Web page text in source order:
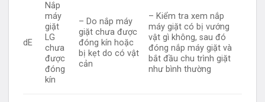
dE
Nắp
máy
giặt
LG
chưa
được
đóng
kín
– Do nắp máy
giặt chưa được
đóng kín hoặc
bị kẹt do có vật
cản
– Kiểm tra xem nắp
máy giặt có bị vướng
vật gì không, sau đó
đóng nắp máy giặt và
bắt đầu chu trình giặt
như bình thường